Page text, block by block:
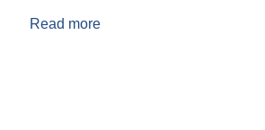
Read more